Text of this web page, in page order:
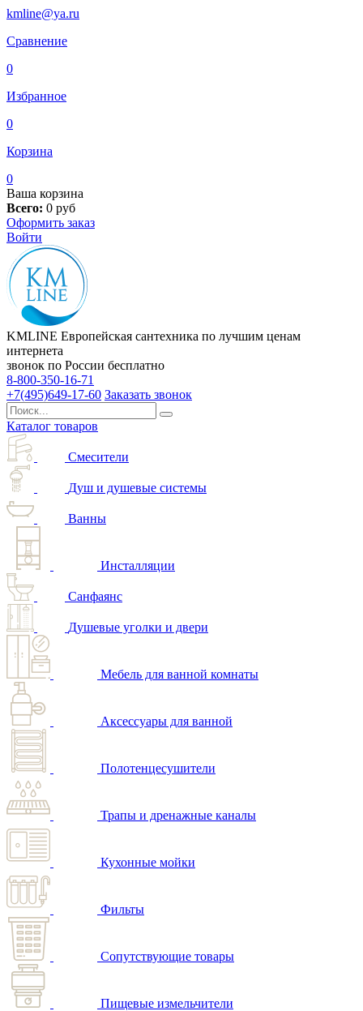
kmline@ya.ru
Сравнение
0
Избранное
0
Корзина
0
Ваша корзина
Всего: 0 руб
Оформить заказ
Войти
KMLINE Европейская сантехника по лучшим ценам
интернета
звонок по России бесплатно
8-800-350-16-71
+7(495)649-17-60 Заказать звонок
Каталог товаров
Смесители
Душ и душевые системы
Ванны
Инсталляции
Санфаянс
Душевые уголки и двери
Мебель для ванной комнаты
Аксессуары для ванной
Полотенцесушители
Трапы и дренажные каналы
Кухонные мойки
Фильты
Сопутствующие товары
Пищевые измельчители